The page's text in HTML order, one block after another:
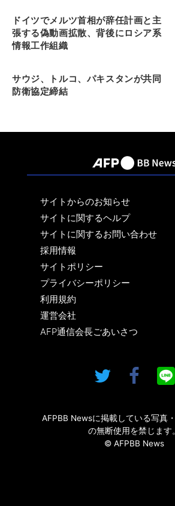
ドイツでメルツ首相が辞任計画と主
張する偽動画拡散、背後にロシア系
情報工作組織
サウジ、トルコ、パキスタンが共同
防衛協定締結
サイトからのお知らせ
サイトに関するヘルプ
サイトに関するお問い合わせ
採用情報
サイトポリシー
プライバシーポリシー
利用規約
運営会社
AFP通信会長ごあいさつ
AFPBB Newsに掲載している写真
の無断使用を禁じます。
© AFPBB News